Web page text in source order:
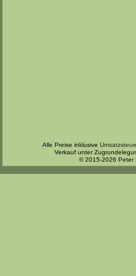
Alle Preise inklusive
Verkauf unter
© 2015-2026 Peter